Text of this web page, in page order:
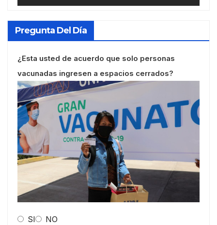
Pregunta Del Día
¿Esta usted de acuerdo que solo personas
vacunadas ingresen a espacios cerrados?
SI NO